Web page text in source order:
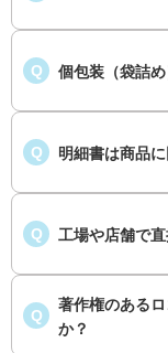
Q 個包装（袋詰
Q 明細書は商品
Q 工場や店舗で
Q
著作権のある
か？